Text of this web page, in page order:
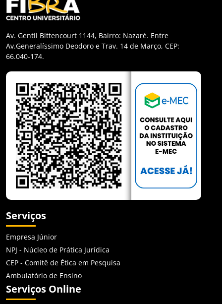
Av. Gentil Bittencourt 1144, Bairro: Nazaré. Entre
Av.Generalíssimo Deodoro e Trav. 14 de Março, CEP:
66.040-174.
Serviços
Empresa Júnior
NPJ - Núcleo de Prática Jurídica
CEP - Comitê de Ética em Pesquisa
Ambulatório de Ensino
Serviços Online